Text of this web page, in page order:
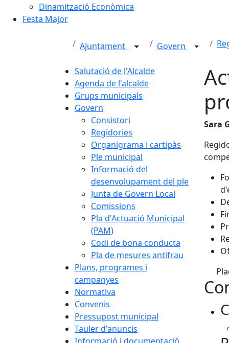
Dinamització Econòmica
Festa Major
Ajuntament Govern
Salutació de l'Alcalde
Agenda de l'alcalde
Grups municipals
Govern
Consistori
Regidories
Organigrama i cartipàs
Ple municipal
Informació del
desenvolupament del ple
Junta de Govern Local
Comissions
Pla d'Actuació Municipal
(PAM)
Codi de bona conducta
Pla de mesures antifrau
Plans, programes i
campanyes
Normativa
Convenis
Pressupost municipal
Tauler d'anuncis
Sara